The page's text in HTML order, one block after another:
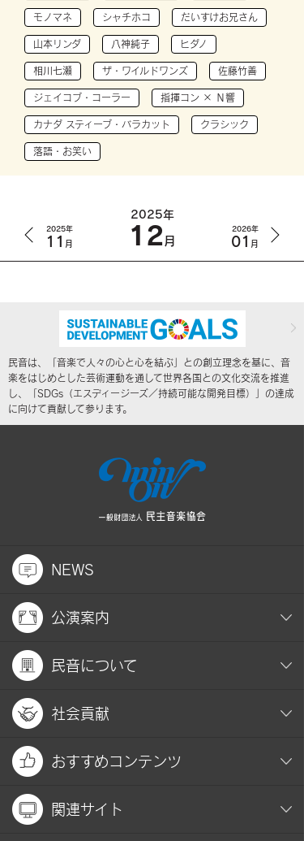
モノマネ シャチホコ だいすけお兄さん
山本リンダ 八神純子 ヒダノ
相川七瀬 ザ・ワイルドワンズ 佐藤竹善
ジェイコブ・コーラー 指揮コン × Ｎ響
カナダ スティーブ・バラカット クラシック
落語・お笑い
2025年
11 月
2025年
12月
2026年
01 月
民音は、「音楽で人々の心と心を結ぶ」との創立理念を基に、音
楽をはじめとした芸術運動を通して世界各国との文化交流を推進
し、「SDGs（エスディージーズ／持続可能な開発目標）」の達成
に向けて貢献して参ります。
NEWS
公演案内
民音について
社会貢献
おすすめコンテンツ
関連サイト